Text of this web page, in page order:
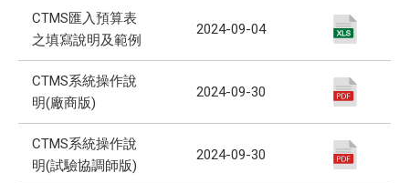
CTMS匯入預算表
之填寫說明及範例
2024-09-04
CTMS系統操作說
明(廠商版)
2024-09-30
CTMS系統操作說
明(試驗協調師版)
2024-09-30